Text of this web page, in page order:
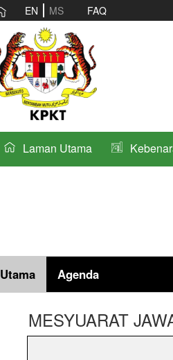
EN MS FAQ
Laman Utama
Utama Agenda
MESYUARAT